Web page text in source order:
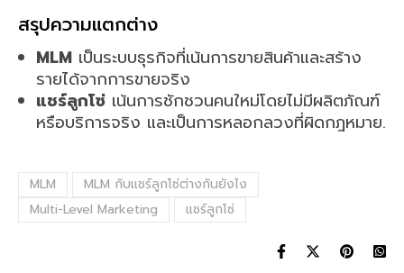
สรุปความแตกต่าง
MLM เป็นระบบธุรกิจที่เน้นการขายสินค้าและสร้าง
รายได้จากการขายจริง
แชร์ลูกโซ่ เน้นการชักชวนคนใหม่โดยไม่มีผลิตภัณฑ์
หรือบริการจริง และเป็นการหลอกลวงที่ผิดกฎหมาย.
MLM
MLM กับแชร์ลูกโซ่ต่างกันยังไง
Multi-Level Marketing
แชร์ลูกโซ่